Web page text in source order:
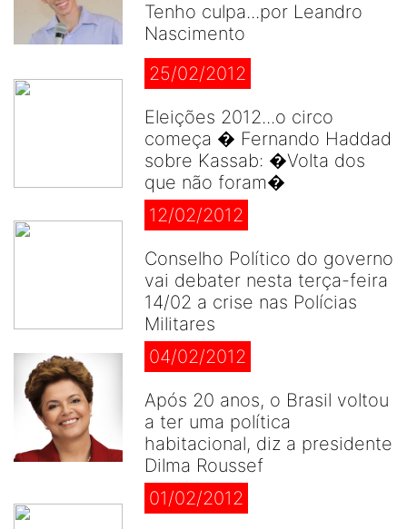
Tenho culpa...por Leandro
Nascimento
25/02/2012
Eleições 2012...o circo
começa � Fernando Haddad
sobre Kassab: �Volta dos
que não foram�
12/02/2012
Conselho Político do governo
vai debater nesta terça-feira
14/02 a crise nas Polícias
Militares
04/02/2012
Após 20 anos, o Brasil voltou
a ter uma política
habitacional, diz a presidente
Dilma Roussef
01/02/2012